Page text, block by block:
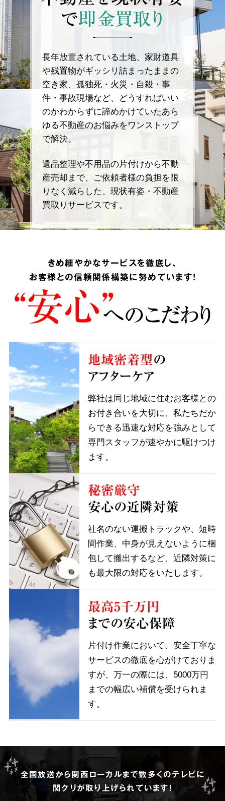
で即金買取り
長年放置されている土地、家財道具
や残置物がギッシリ詰まったままの
空き家、孤独死・火災・自殺・事
件・事故現場など、どうすればいい
のかわからずに諦めかけていたあら
ゆる不動産のお悩みをワンストップ
で解決。
遺品整理や不用品の片付けから不動
産売却まで、ご依頼者様の負担を限
りなく減らした、現状有姿・不動産
買取りサービスです。
きめ細やかなサービスを徹底し、
お客様との信頼関係構築に努めています!
“安心”へのこだわり
地域密着型の
アフターケア
弊社は同じ地域に住むお客様との
お付き合いを大切に、私たちだか
らできる迅速な対応を強みとして
専門スタッフが速やかに駆けつけ
ます。
秘密厳守
安心の近隣対策
社名のない運搬トラックや、短時
間作業、中身が見えないように梱
包して搬出するなど、近隣対策に
も最大限の対応をいたします。
最高5千万円
までの安心保障
片付け作業において、安全丁寧な
サービスの徹底を心がけておりま
すが、万一の際には、5000万円
までの幅広い補償を受けられま
す。
全国放送から関西ローカルまで数多くのテレビに
関クリが取り上げられています!